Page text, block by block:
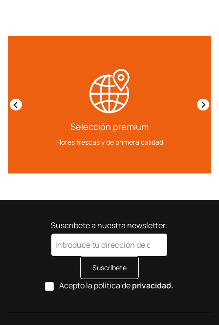
Selección premium
Flores frescas y de primera calidad
Suscríbete a nuestra newsletter:
Suscríbete
Acepto la política deprivacidad.